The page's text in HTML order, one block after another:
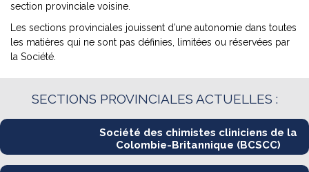
section provinciale voisine.
Les sections provinciales jouissent d’une autonomie dans toutes
les matières qui ne sont pas définies, limitées ou réservées par
la Société.
SECTIONS PROVINCIALES ACTUELLES :
Société des chimistes cliniciens de la
Colombie-Britannique (BCSCC)